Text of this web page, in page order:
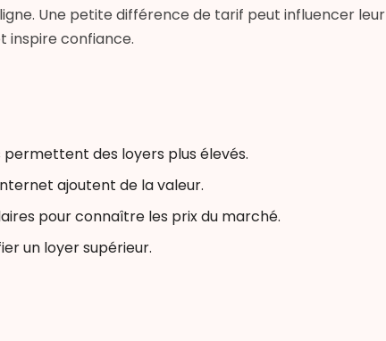
Une petite différence de tarif peut influencer leur
inspire confiance.
des loyers plus élevés.
ajoutent de la valeur.
pour connaître les prix du marché.
un loyer supérieur.